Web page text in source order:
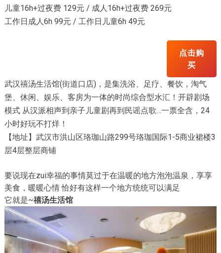
儿童16h+过夜费 129元 / 成人16h+过夜费 269元
工作日成人6h 99元 / 工作日儿童6h 49元
点击购
买
武汉禧汤生活馆(街道口店)，是集洗浴、足疗、餐饮，淘气
堡、休闲、娱乐、客房为一体的时尚综合型水汇！开辟剧场
模式 从汉派相声到亲子儿童剧再到民谣点歌…一票全含，24
小时好玩不打烊！
【地址】武汉市洪山区珞珈山路299号珞珈国际1-5商业裙楼3
层4层整层商铺
要说现在zui幸福的事情莫过于在温暖的地方泡泡温泉，享享
美食，暖暖心情 恰好有这样一个地方统统可以满足
它就是~禧汤生活馆